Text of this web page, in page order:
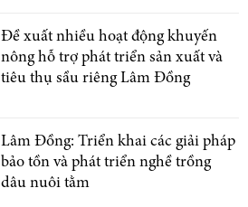
Đề xuất nhiều hoạt động khuyến
nông hỗ trợ phát triển sản xuất và
tiêu thụ sầu riêng Lâm Đồng
Lâm Đồng: Triển khai các giải pháp
bảo tồn và phát triển nghề trồng
dâu nuôi tằm